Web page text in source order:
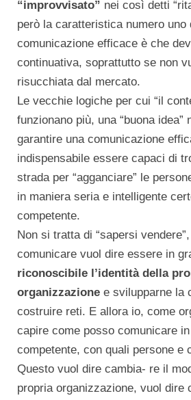
“improvvisato” nei così detti
però la caratteristica numero uno
comunicazione efficace è che
continuativa, soprattutto se non
risucchiata dal mercato.
Le vecchie logiche per cui “il
funzionano più, una “buona idea”
garantire una comunicazione
indispensabile essere capaci di
strada per “agganciare” le
in maniera seria e intelligente
competente.
Non si tratta di “sapersi
comunicare vuol dire essere in
riconoscibile l’identità della
organizzazione e svilupparne la
costruire reti. E allora io, come
capire come posso comunicare
competente, con quali persone e
Questo vuol dire cambia- re il
propria organizzazione, vuol dire